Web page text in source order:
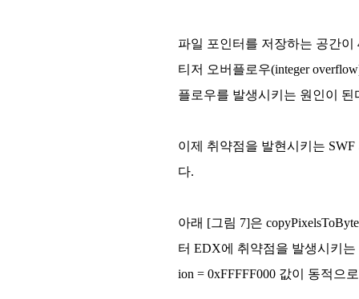
파일 포인터를 저장하는 공간이
티저 오버플로우(integer
플로우를 발생시키는 원인이 된
이제 취약점을 발현시키는
다.
아래 [그림 7]은
터 EDX에 취약점을 발생시키는
ion = 0xFFFFF000 값이 동적으